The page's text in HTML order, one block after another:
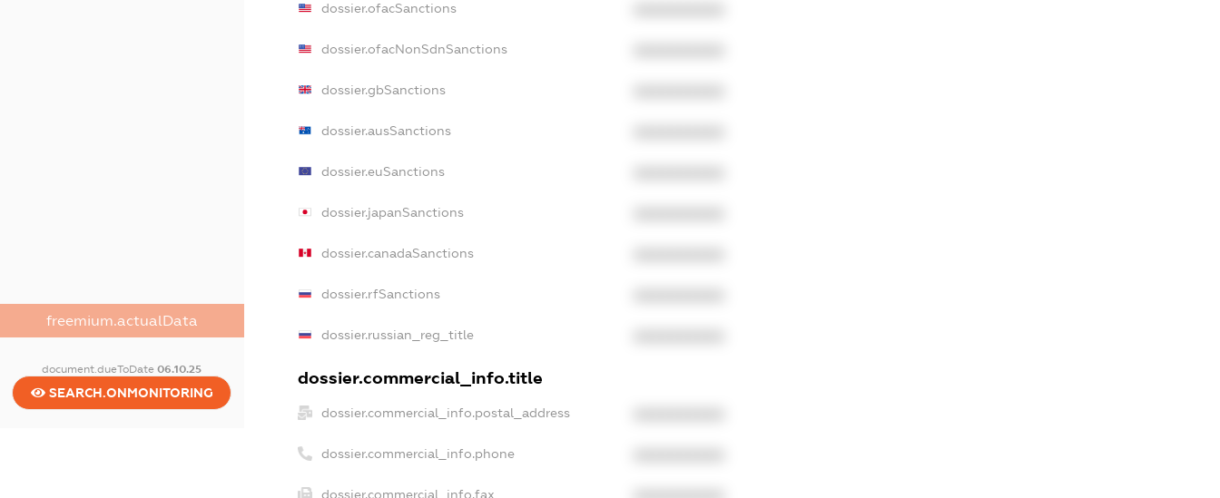
freemium.actualData
document.dueToDate06.10.25
SEARCH.ONMONITORING
dossier.ofacSanctions
dossier.ofacNonSdnSanctions
dossier.gbSanctions
dossier.ausSanctions
dossier.euSanctions
dossier.japanSanctions
dossier.canadaSanctions
dossier.rfSanctions
dossier.russian_reg_title
dossier.commercial_info.title
dossier.commercial_info.postal_address
dossier.commercial_info.phone
dossier.commercial_info.fax